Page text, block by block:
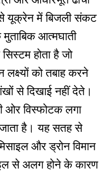
यूक्रेन में बिजली संकट
मुताबिक आत्‍मघाती
होता है जो
लक्ष्‍यों को तबाह करने
से दिखाई नहीं देते।
ओर विस्‍फोटक लगा
जाता है। यह सतह से
और ड्रोन विमान
से अलग होने के कारण